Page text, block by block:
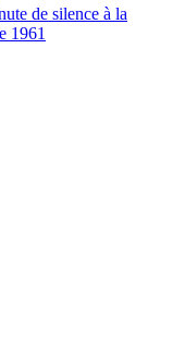
de silence à la
1961